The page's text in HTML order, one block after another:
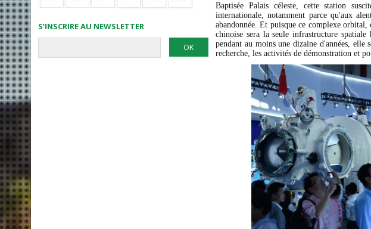
Baptisée Palais céleste, cette station
internationale, notamment parce qu'aux
abandonnée. Et puisque ce complexe
chinoise sera la seule infrastructure
pendant au moins une dizaine d'années,
recherche, les activités de démonstration et
S’INSCRIRE AU NEWSLETTER